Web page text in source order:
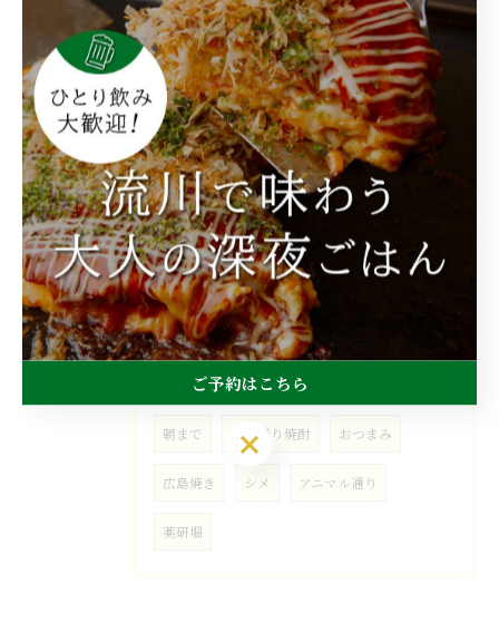
最近の投稿 Recent Posts
2025/12/10
1人でも気軽に立ち寄れる居酒屋
タグ Tags
広島 1人 流川
テイクアウト おでん
朝まで 量り売り焼酎 おつまみ
広島焼き シメ アニマル通り
薬研堀
ご予約はこちら